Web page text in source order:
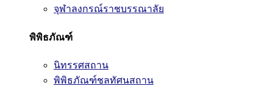
จุฬาลงกรณ์ราชบรรณาลัย
พิพิธภัณฑ์
นิทรรศสถาน
พิพิธภัณฑ์ชลทัศนสถาน